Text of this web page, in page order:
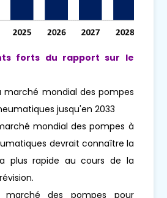
forts du rapport sur le
marché mondial des pompes
jusqu'en 2033
mondial des pompes à
devrait connaître la
plus rapide au cours de la
marché des pompes pour